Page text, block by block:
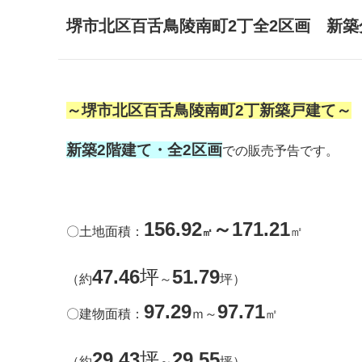
堺市北区百舌鳥陵南町2丁全2区画 新築
～堺市北区百舌鳥陵南町2丁新築戸建て～
新築2階建て・全2区画での販売予告です。
〇土地面積： 156.92㎡ ～171.21㎡
（約47.46坪～51.79坪）
〇建物面積： 97.29ｍ～97.71㎡